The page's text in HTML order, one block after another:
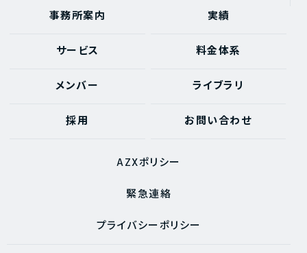
事務所案内 実績
サービス 料金体系
メンバー ライブラリ
採用 お問い合わせ
AZXポリシー
緊急連絡
プライバシーポリシー